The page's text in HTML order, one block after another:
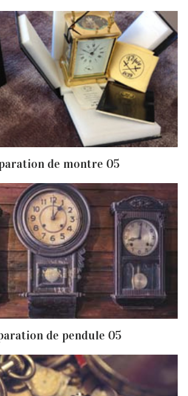
de montre 05
de pendule 05